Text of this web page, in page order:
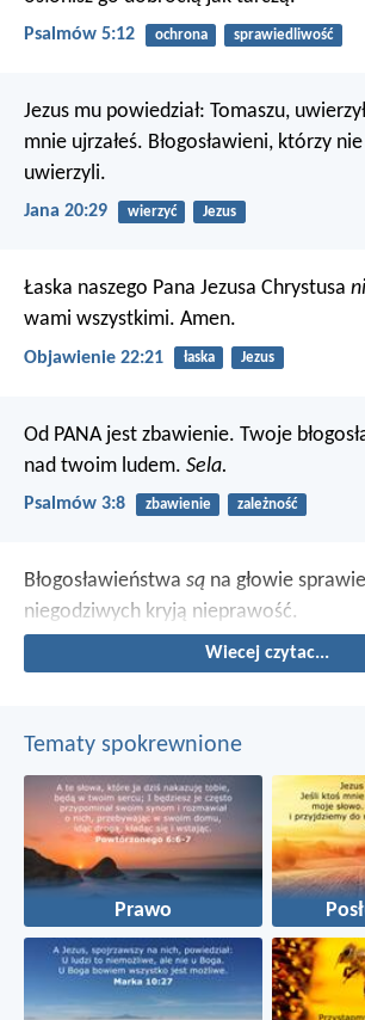
Psalmów 5:12 ochrona sprawiedliwość
Jezus mu powiedział: Tomaszu,
mnie ujrzałeś. Błogosławieni, którzy
uwierzyli.
Jana 20:29 wierzyć Jezus
Łaska naszego Pana Jezusa Chrystusa
wami wszystkimi. Amen.
Objawienie 22:21 łaska Jezus
Od PANA jest zbawienie. Twoje
nad twoim ludem. Sela.
Psalmów 3:8 zbawienie zależność
Błogosławieństwa są na głowie
niegodziwych kryją nieprawość.
Wiecej czytac...
Tematy spokrewnione
Prawo